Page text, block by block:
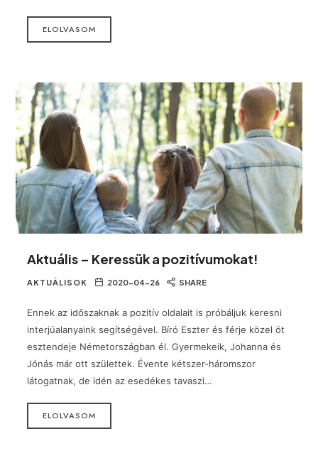
ELOLVASOM
Aktuális – Keressük a pozitívumokat!
AKTUÁLISOK 2020-04-26 SHARE
Ennek az időszaknak a pozitív oldalait is próbáljuk keresni
interjúalanyaink segítségével. Bíró Eszter és férje közel öt
esztendeje Németországban él. Gyermekeik, Johanna és
Jónás már ott születtek. Évente kétszer-háromszor
látogatnak, de idén az esedékes tavaszi…
ELOLVASOM